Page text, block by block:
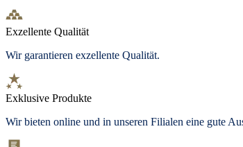
Exzellente Qualität
Wir garantieren exzellente Qualität.
Exklusive Produkte
Wir bieten online und in unseren Filialen eine gute